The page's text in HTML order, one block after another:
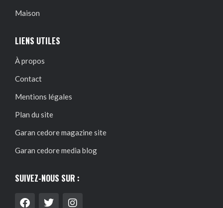
Maison
LIENS UTILES
À propos
Contact
Mentions légales
Plan du site
Garan cedore magazine site
Garan cedore media blog
SUIVEZ-NOUS SUR :